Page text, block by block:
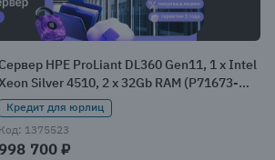
Сервер HPE ProLiant DL360 Gen11, 1 x Intel
Silver 4510, 2 x 32Gb RAM (P71673-
Кредит для юрлиц
Код: 1375523
998 700 ₽